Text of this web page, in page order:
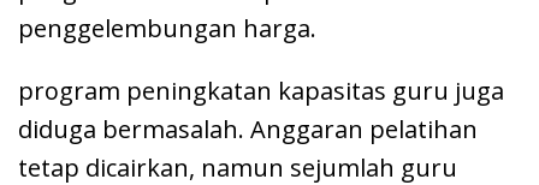
penggelembungan harga.
program peningkatan kapasitas guru juga
diduga bermasalah. Anggaran pelatihan
tetap dicairkan, namun sejumlah guru